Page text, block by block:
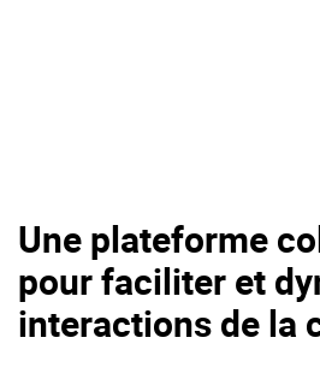
Une plateforme
pour faciliter et
interactions de la